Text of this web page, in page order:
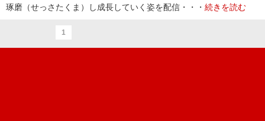
琢磨（せっさたくま）し成長していく姿を配信・・・ 続きを読む
1